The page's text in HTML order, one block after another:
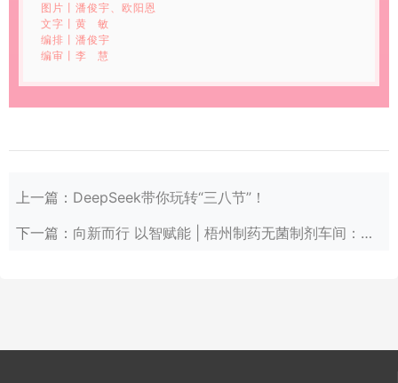
图片丨潘俊宇、欧阳恩
文字丨黄 敏
编排丨潘俊宇
编审丨李 慧
上一篇： DeepSeek带你玩转“三八节”！
下一篇： 向新而行 以智赋能 | 梧州制药无菌制剂车间：智能化生产引领企业转型升级